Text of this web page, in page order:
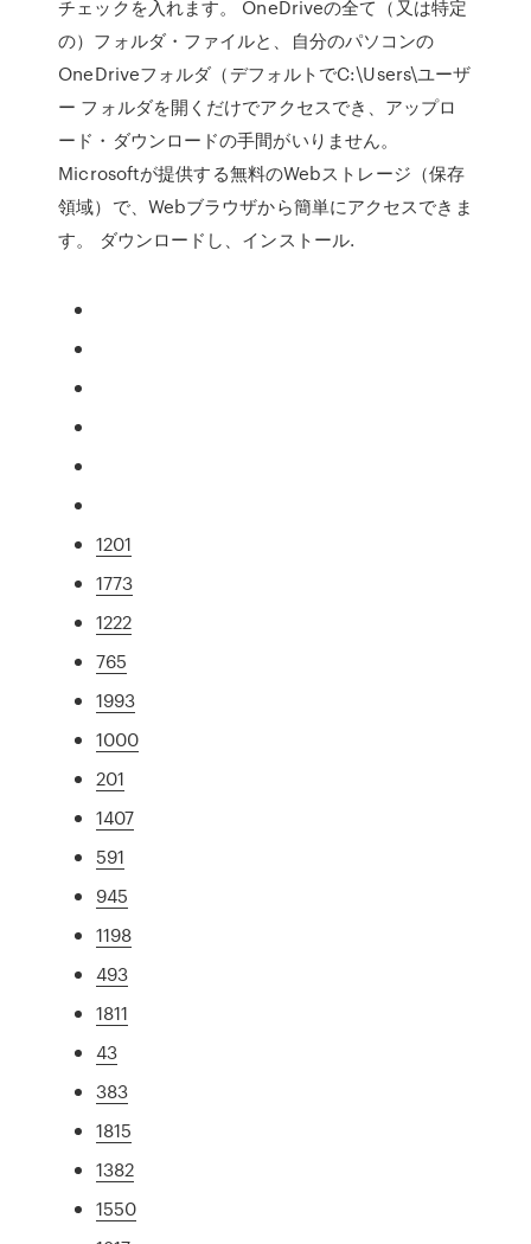
チェックを入れます。 OneDriveの全て（又は特定
の）フォルダ・ファイルと、自分のパソコンの
OneDriveフォルダ（デフォルトでC:\Users\ユーザ
ー フォルダを開くだけでアクセスでき、アップロ
ード・ダウンロードの手間がいりません。
Microsoftが提供する無料のWebストレージ（保存
領域）で、Webブラウザから簡単にアクセスできま
す。 ダウンロードし、インストール.
1201
1773
1222
765
1993
1000
201
1407
591
945
1198
493
1811
43
383
1815
1382
1550